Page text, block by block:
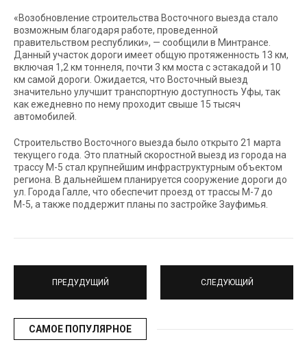
«Возобновление строительства Восточного выезда стало
возможным благодаря работе, проведенной
правительством республики», — сообщили в Минтрансе.
Данный участок дороги имеет общую протяженность 13 км,
включая 1,2 км тоннеля, почти 3 км моста с эстакадой и 10
км самой дороги. Ожидается, что Восточный выезд
значительно улучшит транспортную доступность Уфы, так
как ежедневно по нему проходит свыше 15 тысяч
автомобилей.
Строительство Восточного выезда было открыто 21 марта
текущего года. Это платный скоростной выезд из города на
трассу М-5 стал крупнейшим инфраструктурным объектом
региона. В дальнейшем планируется сооружение дороги до
ул. Города Галле, что обеспечит проезд от трассы М-7 до
М-5, а также поддержит планы по застройке Зауфимья.
ПРЕДУДУЩИЙ СЛЕДУЮЩИЙ
САМОЕ ПОПУЛЯРНОЕ